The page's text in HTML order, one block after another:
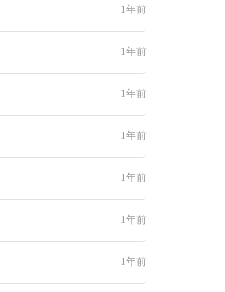
1年前
1年前
1年前
1年前
1年前
1年前
1年前